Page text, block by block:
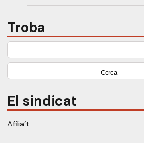
Troba
Cerca:
El sindicat
Afilia’t